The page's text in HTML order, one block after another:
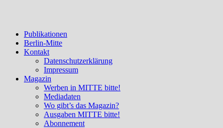
Publikationen
Berlin-Mitte
Kontakt
Datenschutzerklärung
Impressum
Magazin
Werben in MITTE bitte!
Mediadaten
Wo gibt’s das Magazin?
Ausgaben MITTE bitte!
Abonnement